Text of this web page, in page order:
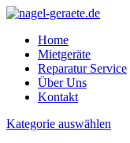
Home
Mietgeräte
Reparatur Service
Über Uns
Kontakt
Kategorie auswählen